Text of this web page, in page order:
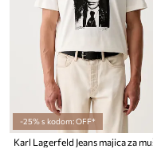
-25% s kodom: OFF*